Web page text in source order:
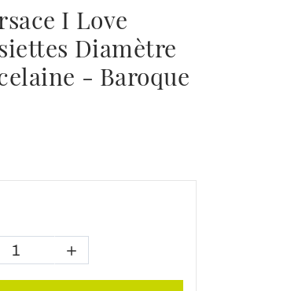
I Love
Diamètre
- Baroque